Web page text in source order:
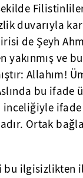
duvarıyla
de Şeyh
yakınmış ve
Allahım!
bu ifade
inceliğiyle
Ortak
ilgisizlikten